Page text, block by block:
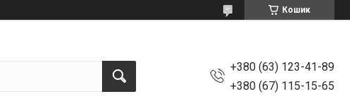
Кошик
+380 (63) 123-41-89
+380 (67) 115-15-65